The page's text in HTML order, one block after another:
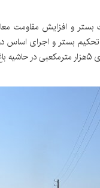
شامل پی‌کنی و خاک‌برداری ۵هزار